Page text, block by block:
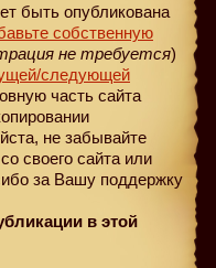
быть опубликована
собственную
не требуется)
/следующей
часть сайта
не забывайте
своего сайта или
за Вашу поддержку
в этой